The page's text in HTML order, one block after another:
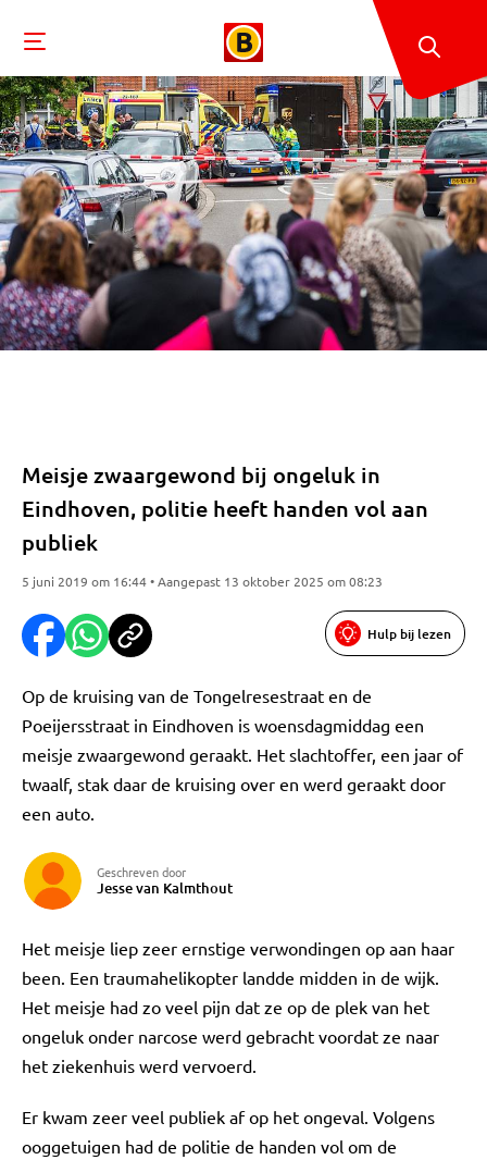
Meisje zwaargewond bij ongeluk in
Eindhoven, politie heeft handen vol aan
publiek
5 juni 2019 om 16:44 • Aangepast 13 oktober 2025 om 08:23
Hulp bij lezen
Op de kruising van de Tongelresestraat en de
Poeijersstraat in Eindhoven is woensdagmiddag een
meisje zwaargewond geraakt. Het slachtoffer, een jaar of
twaalf, stak daar de kruising over en werd geraakt door
een auto.
Geschreven door
Jesse van Kalmthout
Het meisje liep zeer ernstige verwondingen op aan haar
been. Een traumahelikopter landde midden in de wijk.
Het meisje had zo veel pijn dat ze op de plek van het
ongeluk onder narcose werd gebracht voordat ze naar
het ziekenhuis werd vervoerd.
Er kwam zeer veel publiek af op het ongeval. Volgens
ooggetuigen had de politie de handen vol om de